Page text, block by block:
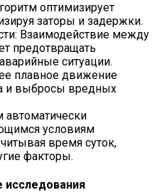
оптимизирует
заторы и задержки.
Взаимодействие между
предотвращать
ситуации.
плавное движение
и выбросы вредных
автоматически
условиям
время суток,
факторы.
исследования